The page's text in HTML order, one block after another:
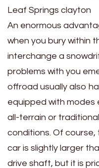
Leaf Springs clayton
An enormous
when you bury within
interchange a
problems with you
offroad usually also
equipped with modes
all-terrain or
conditions. Of
car is slightly larger
drive shaft, but it is